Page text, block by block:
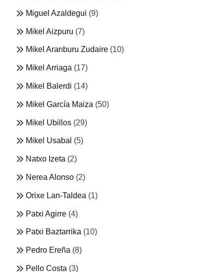
Miguel Azaldegui (9)
Mikel Aizpuru (7)
Mikel Aranburu Zudaire (10)
Mikel Arriaga (17)
Mikel Balerdi (14)
Mikel García Maiza (50)
Mikel Ubillos (29)
Mikel Usabal (5)
Natxo Izeta (2)
Nerea Alonso (2)
Orixe Lan-Taldea (1)
Patxi Agirre (4)
Patxi Baztarrika (10)
Pedro Ereña (8)
Pello Costa (3)